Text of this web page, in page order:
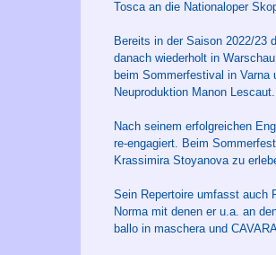
Tosca an die Nationaloper
Bereits in der Saison 2022/23
danach wiederholt in
beim Sommerfestival in
Neuproduktion Manon Lescaut.
Nach seinem erfolgreichen
re-engagiert. Beim
Krassimira Stoyanova zu
Sein Repertoire umfasst auch
Norma mit denen er u.a. an
ballo in maschera und